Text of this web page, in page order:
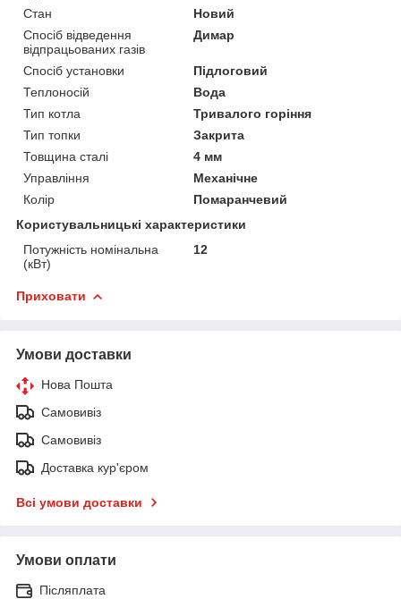
Стан
Новий
Спосіб відведення
відпрацьованих газів
Димар
Спосіб установки
Підлоговий
Теплоносій
Вода
Тип котла
Тривалого горіння
Тип топки
Закрита
Товщина сталі
4 мм
Управління
Механічне
Колір
Помаранчевий
Користувальницькі характеристики
Потужність номінальна
(кВт)
12
Приховати
Умови доставки
Нова Пошта
Самовивіз
Самовивіз
Доставка кур'єром
Всі умови доставки
Умови оплати
Післяплата